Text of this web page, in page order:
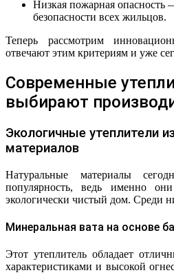
Низкая пожарная
безопасности всех жильцов.
Теперь рассмотрим
отвечают этим критериям и уже
Современные
выбирают
Экологичные утеплители
материалов
Натуральные материалы
популярность, ведь именно
экологически чистый дом. Среди
Минеральная вата на основе
Этот утеплитель обладает
характеристиками и высокой